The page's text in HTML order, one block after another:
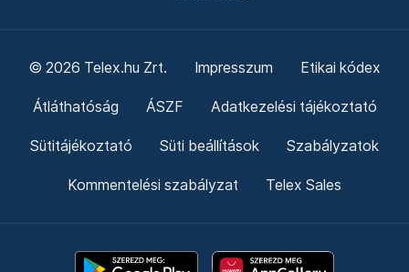
© 2026 Telex.hu Zrt. Impresszum Etikai kódex
Átláthatóság ÁSZF Adatkezelési tájékoztató
Sütitájékoztató Süti beállítások Szabályzatok
Kommentelési szabályzat Telex Sales